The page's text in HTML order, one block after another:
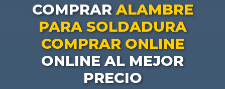
COMPRARALAMBRE
PARA SOLDADURA
COMPRAR ONLINE
ONLINE AL MEJOR
PRECIO